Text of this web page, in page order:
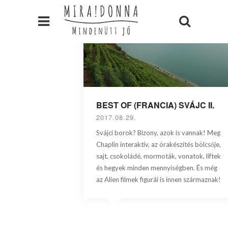
BEST OF (FRANCIA) SVÁJC II.
2017.08.29.
Svájci borok? Bizony, azok is vannak! Meg
Chaplin interaktív, az órakészítés bölcsője,
sajt, csokoládé, mormoták, vonatok, liftek
és hegyek minden mennyiségben. És még
az Alien filmek figurái is innen származnak!